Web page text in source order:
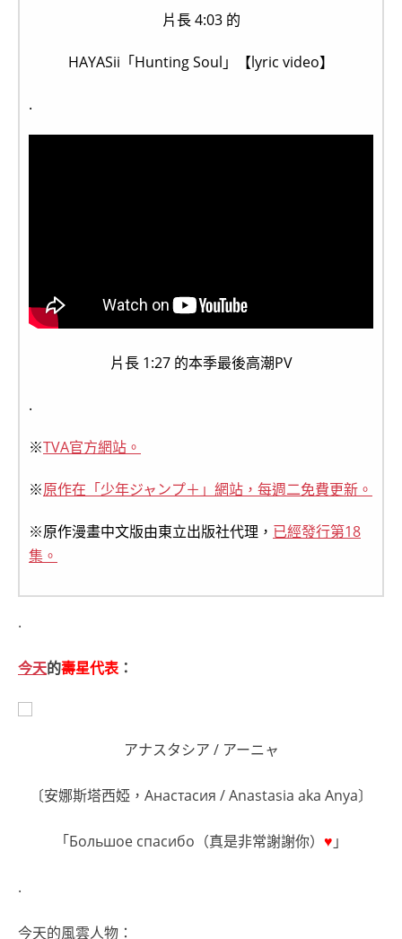
片長 4:03 的
HAYASii「Hunting Soul」【lyric video】
.
片長 1:27 的本季最後高潮PV
.
※TVA官方網站。
※原作在「少年ジャンプ＋」網站，每週二免費更新。
※原作漫畫中文版由東立出版社代理， 已經發行第18
集。
.
今天的壽星代表：
アナスタシア / アーニャ
〔安娜斯塔西婭，Анастасия / Anastasia aka Anya〕
「Большое спасибо（真是非常謝謝你） ♥ 」
.
今天的風雲人物：